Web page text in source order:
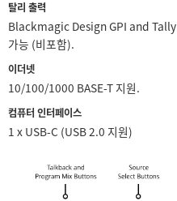
탈리 출력
Blackmagic Design GPI and
가능 (비포함).
이더넷
10/100/1000 BASE-T 지원.
컴퓨터 인터페이스
1 x USB-C (USB 2.0 지원)